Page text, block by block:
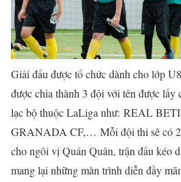
Giải đấu được tổ chức dành cho lớp
được chia thành 3 đội với tên được lấy
lạc bộ thuộc LaLiga như: REAL
GRANADA CF,… Mỗi đội thi sẽ có
cho ngôi vị Quán Quân, trận đấu kéo
mang lại những màn trình diễn đầy